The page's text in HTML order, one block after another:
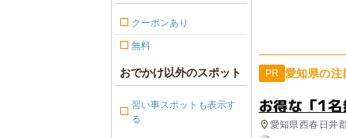
PR 愛知県の注
お得な「1名
愛知県西春日井
クーポンあり
無料
おでかけ以外のスポット
習い事スポットも表示す
る